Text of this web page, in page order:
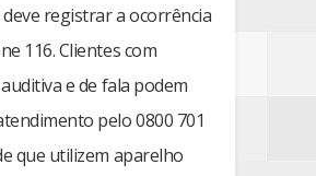
registrar a ocorrência
116. Clientes com
e de fala podem
pelo 0800 701
que utilizem aparelho